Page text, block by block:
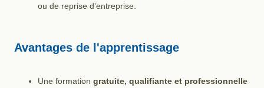
ou de reprise d’entreprise.
Avantages de l'apprentissage
Une formation gratuite, qualifiante et professionnelle